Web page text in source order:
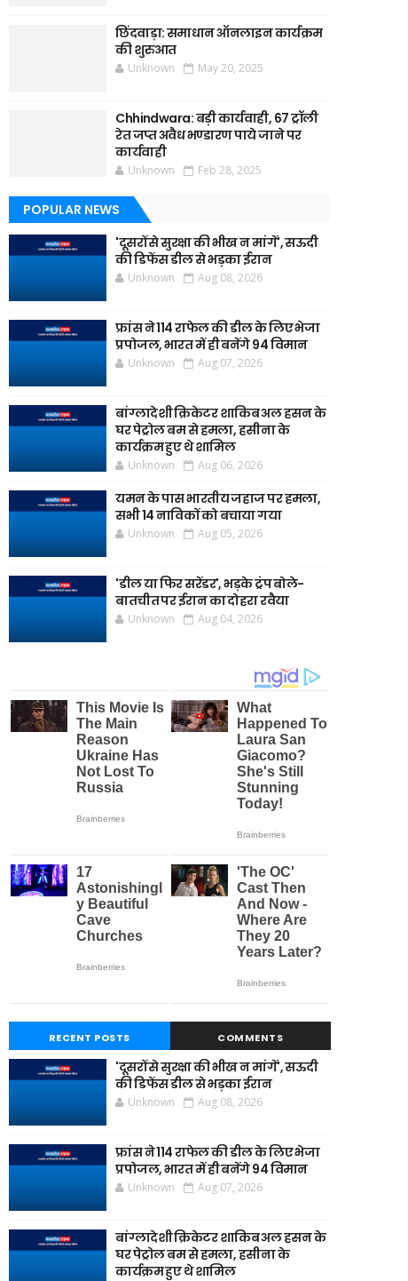
छिंदवाड़ा: समाधान ऑनलाइन कार्यक्रम
की शुरुआत
Unknown May 20, 2025
Chhindwara: बड़ी कार्यवाही, 67 ट्रॉली
रेत जप्त अवैध भण्डारण पाये जाने पर
कार्यवाही
Unknown Feb 28, 2025
POPULAR NEWS
'दूसरों से सुरक्षा की भीख न मांगें', सऊदी
की डिफेंस डील से भड़का ईरान
Unknown Aug 08, 2026
फ्रांस ने 114 राफेल की डील के लिए भेजा
प्रपोजल, भारत में ही बनेंगे 94 विमान
Unknown Aug 07, 2026
बांग्लादेशी क्रिकेटर शाकिब अल हसन के
घर पेट्रोल बम से हमला, हसीना के
कार्यक्रम हुए थे शामिल
Unknown Aug 06, 2026
यमन के पास भारतीय जहाज पर हमला,
सभी 14 नाविकों को बचाया गया
Unknown Aug 05, 2026
'डील या फिर सरेंडर', भड़के ट्रंप बोले-
बातचीत पर ईरान का दोहरा रवैया
Unknown Aug 04, 2026
RECENT POSTS COMMENTS
'दूसरों से सुरक्षा की भीख न मांगें', सऊदी
की डिफेंस डील से भड़का ईरान
Unknown Aug 08, 2026
फ्रांस ने 114 राफेल की डील के लिए भेजा
प्रपोजल, भारत में ही बनेंगे 94 विमान
Unknown Aug 07, 2026
बांग्लादेशी क्रिकेटर शाकिब अल हसन के
घर पेट्रोल बम से हमला, हसीना के
कार्यक्रम हुए थे शामिल